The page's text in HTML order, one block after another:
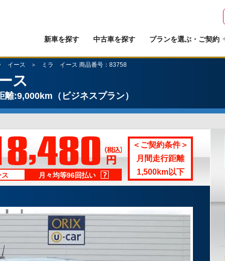
新車を探す 中古車を探す プランを選ぶ・ご契約
イース ミラ イース 商品番号：83758
ス
離:9,000km （ビジネスプラン）
月々均等96回払い
＜ご契約条件＞
月間走行距離
1,500km以下